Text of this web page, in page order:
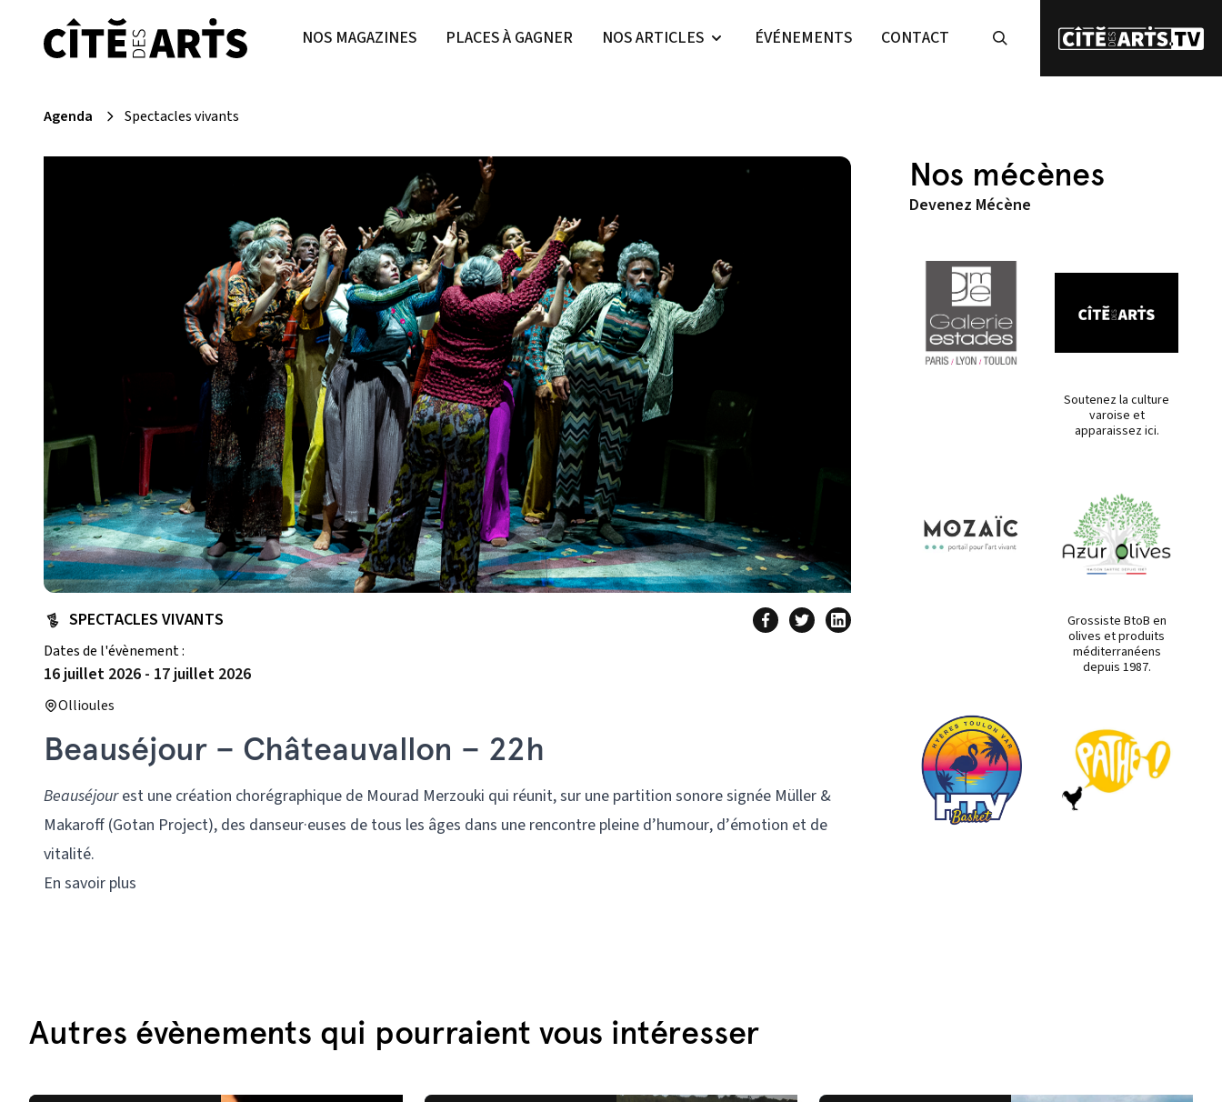
NOS MAGAZINES PLACES À GAGNER NOS ARTICLES ÉVÉNEMENTS CONTACT
Agenda Spectacles vivants
SPECTACLES VIVANTS
Dates de l'évènement :
16 juillet 2026 - 17 juillet 2026
Ollioules
Beauséjour – Châteauvallon – 22h
Beauséjourest une création chorégraphique de Mourad Merzouki qui réunit, sur une partition sonore signée Müller &
Makaroff (Gotan Project), des danseur·euses de tous les âges dans une rencontre pleine d’humour, d’émotion et de
vitalité.
En savoir plus
Nos mécènes
Devenez Mécène
Soutenez la culture
varoise et
apparaissez ici.
Grossiste BtoB en
olives et produits
méditerranéens
depuis 1987.
Autres évènements qui pourraient vous intéresser